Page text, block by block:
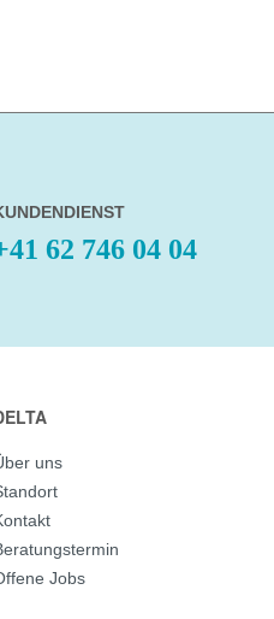
62 746 04 04
uns
Jobs